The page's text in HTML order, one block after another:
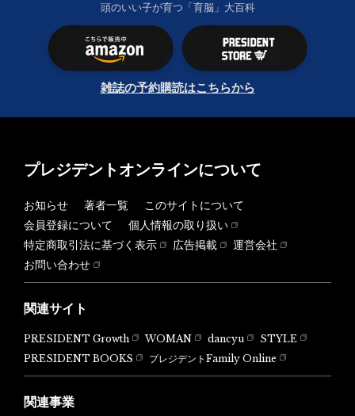
頭のいい子が育つ「育脳」大百科
雑誌の予約購読はこちらから
プレジデントオンラインについて
お知らせ 著者一覧
このサイトについて
会員登録について
個人情報の取り扱い
特定商取引法に基づく表示
広告掲載
運営会社
お問い合わせ
関連サイト
PRESIDENT Growth WOMAN dancyu
STYLE
PRESIDENT BOOKS
プレジデントFamily Online
関連事業